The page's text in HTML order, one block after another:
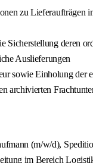
zu Lieferaufträgen
Sicherstellung deren
Auslieferungen
sowie Einholung der
archivierten
(m/w/d),
im Bereich